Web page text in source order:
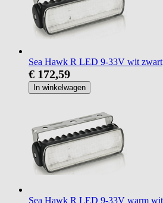
Sea Hawk R LED 9-33V wit zwart
€ 172,59
In winkelwagen
Sea Hawk R LED 9-33V warm